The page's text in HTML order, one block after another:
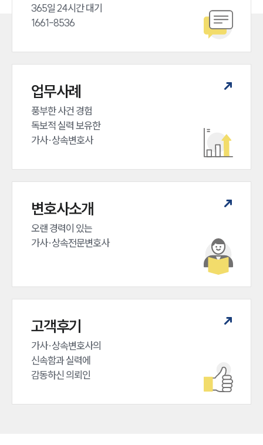
365일 24시간 대기
1661-8536
업무사례
풍부한 사건 경험
독보적 실력 보유한
가사·상속변호사
변호사소개
오랜 경력이 있는
가사·상속전문변호사
고객후기
가사·상속변호사의
신속함과 실력에
감동하신 의뢰인